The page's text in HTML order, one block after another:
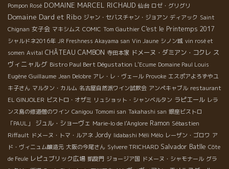
Pompon Rosé DOMAINE MARCEL RICHAUD 仙台 ロゼ・グリグリ
Domaine Dard et Ribo ジャン・セバスチャン・ジョアン ディアック Saint
Chignan 女子会 マキシムス COMIC Tom Gauthier C'est le Printemps 2017
シャルドネ2016年 JR Freshness Akayama san Vin Jaune シノン城 vin rosé et
somen Avital CHÂTEAU CAMBON 寺田本家 ドメーヌ・ダミアン・コクレ ス
ヴィニャルグ Bistro Paul Bert Dégustation L'Ecume Domaine Paul Louis
Eugène Guillaume Jean Delobre アレ・レ・ヴェール Provoke エスポアよろずやユ
キ子さん マルタン・カルム 名古屋自然派ワイン試飲会 アンペキャブル restaurant
EL GINJOLER ビストロ・オザミ リュショット・シャンベルタン ラピエール レラ
ンス島の修道僧のワイン Canigou Tomomi san Takahashi san 銀座ビストロ
「PAUL」
ジュル・ショーヴェ Marie-lo de l'Anglore Ramon Sébastien
Riffault ドメーヌ・トマ・ルアネ Jordy Iidabashi Méli Mélo レーザン・ゴロワ ア
ド・ヴィニュム醸造元 大阪の今尾さん Sylvere TRICHARD Salvador Batlle Côte
de Feule レピュブリック広場 凱旋門 ジョージア国 ドメーヌ・シャモナール グラ